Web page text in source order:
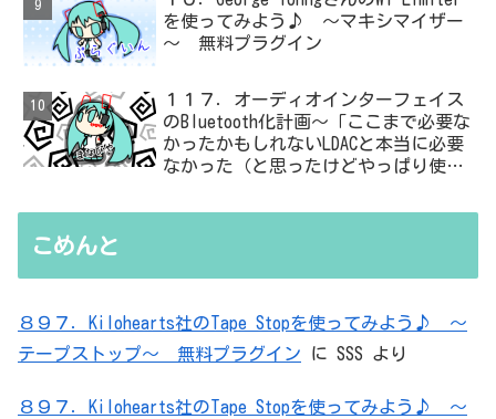
を使ってみよう♪ ～マキシマイザー
～ 無料プラグイン
１１７．オーディオインターフェイス
のBluetooth化計画～「ここまで必要な
かったかもしれないLDACと本当に必要
なかった（と思ったけどやっぱり使っ
無駄を重ねた結論はシンプルだった
こめんと
８９７．Kilohearts社のTape Stopを使ってみよう♪ ～
テープストップ～ 無料プラグイン に SSS より
８９７．Kilohearts社のTape Stopを使ってみよう♪ ～